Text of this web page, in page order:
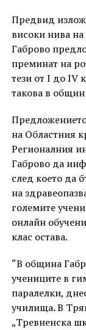
Предвид
високи нива
Габрово
преминат на
тези от I до IV
такова в
на Областния
Регионалния
Габрово да
след което да
на
големите
онлайн
клас остава.
“В община
учениците в
паралелки,
училища. В
„Тревненска